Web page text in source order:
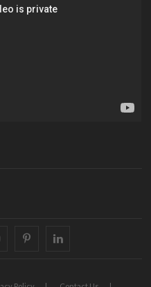
instagrampinterestlinkedin